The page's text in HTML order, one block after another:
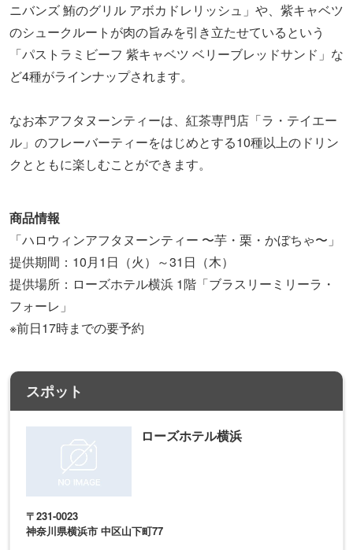
ニバンズ 鮪のグリル アボカドレリッシュ」や、紫キャベツ
のシュークルートが肉の旨みを引き立たせているという
「パストラミビーフ 紫キャベツ ベリーブレッドサンド」な
ど4種がラインナップされます。
なお本アフタヌーンティーは、紅茶専門店「ラ・テイエー
ル」のフレーバーティーをはじめとする10種以上のドリン
クとともに楽しむことができます。
商品情報
「ハロウィンアフタヌーンティー 〜芋・栗・かぼちゃ〜」
提供期間：10月1日（火）～31日（木）
提供場所：ローズホテル横浜 1階「ブラスリーミリーラ・
フォーレ」
※前日17時までの要予約
スポット
ローズホテル横浜
〒231-0023
神奈川県横浜市 中区山下町77